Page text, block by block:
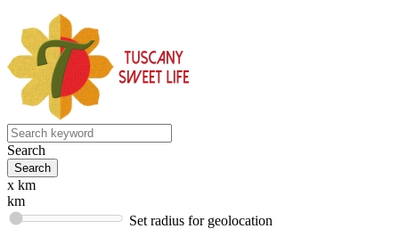
Search
x km
km
Set radius for geolocation